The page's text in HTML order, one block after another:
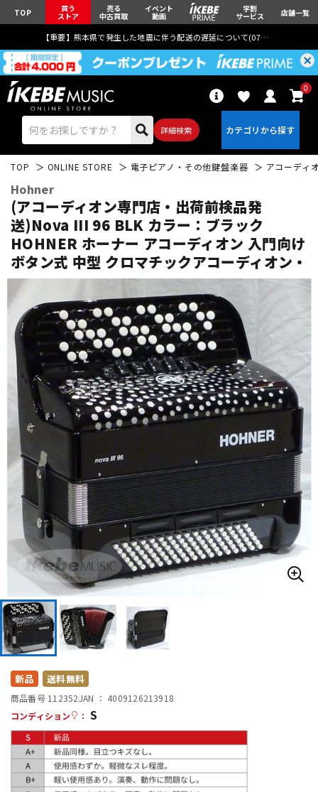
TOP 買う
ストア
売る
中古買取
イベント
動画
学割
サービス 店舗一覧
【重要】熊本県で発生した地震に伴う配送の遅延について(07月29日
詳細検索
0
エレキギター アコギ/エレアコ
ベース ウクレレ
ドラム パーカッション
キーボード 電子ピアノ
アンプ エフェクター
DJ機器 DTM
DTM オンライン納品
中古
TOP ONLINE STORE 電子ピアノ・その他鍵盤楽器 アコーディ
Hohner
(アコーディオン専門店・出荷前検品発
送)Nova III 96 BLK カラー：ブラック
HOHNER ホーナー アコーディオン 入門向け
ボタン式 中型 クロマチックアコーディオン・
新品 送料無料
商品番号 112352JAN ： 4009126213918
コンディション
： S